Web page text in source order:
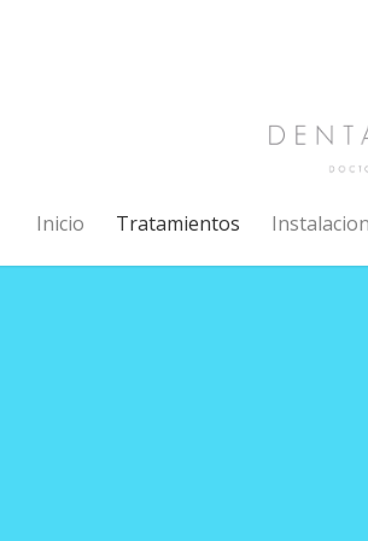
Inicio Tratamientos